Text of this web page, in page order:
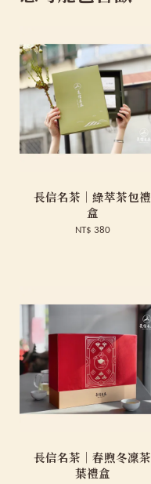
長信名茶｜綠萃茶包禮
盒
NT$ 380
長信名茶｜春煦冬凜茶
葉禮盒